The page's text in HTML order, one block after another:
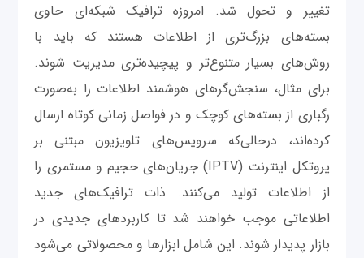
تغییر و تحول شد. امروزه ترافیک شبکه‌ای حاوی
بسته‌های بزرگ‌تری از اطلاعات هستند که ‌باید با
روش‌های بسیار متنوع‌تر و پیچیده‌تری مدیریت شوند.
برای مثال، سنجش‌گرهای هوشمند اطلاعات را به‌صورت
رگباری از بسته‌های کوچک و در فواصل زمانی کوتاه ارسال
کرده‌اند، درحالی‌که سرویس‌های تلویزیون مبتنی بر
پروتکل اینترنت (IPTV) جریان‌های حجیم و مستمری را
از اطلاعات تولید می‌کنند. ذات ترافیک‌های جدید
اطلاعاتی موجب خواهند شد تا کاربردهای جدیدی در
بازار پدیدار شوند. این شامل ابزارها و محصولاتی می‌شود